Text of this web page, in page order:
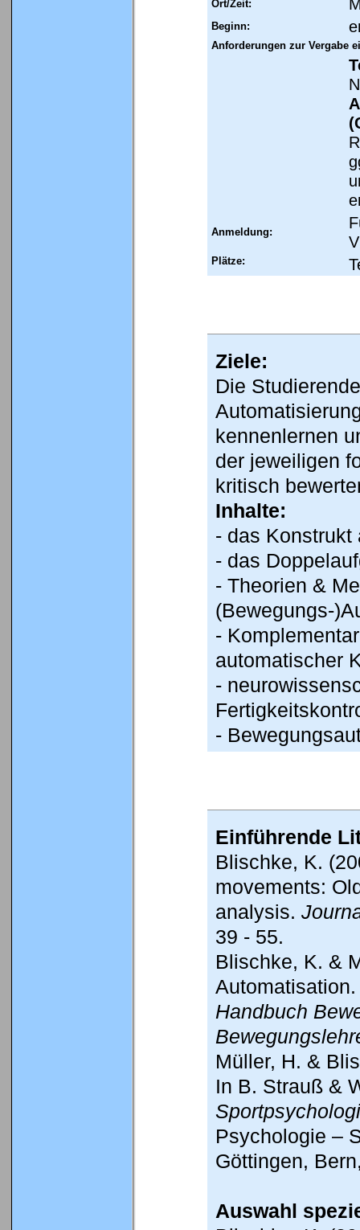
Ort/Zeit:
Beginn:
Anforderungen zur Vergabe
Anmeldung:
Plätze:
Ziele:
Die
kennenlernen
der jeweiligen
kritisch
Inhalte:
- das Konstrukt
- das
- Theorien &
(Bewegungs-
-
automatischer
-
-
Einführende
Blischke, K.
movements:
analysis.
39 - 55.
Blischke, K. &
Handbuch
Müller, H. &
In B. Strauß &
Psychologie –
Göttingen,
Auswahl